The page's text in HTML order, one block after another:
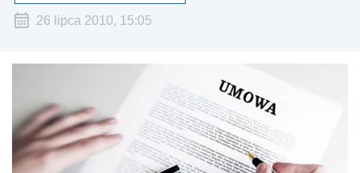
26 lipca 2010, 15:05